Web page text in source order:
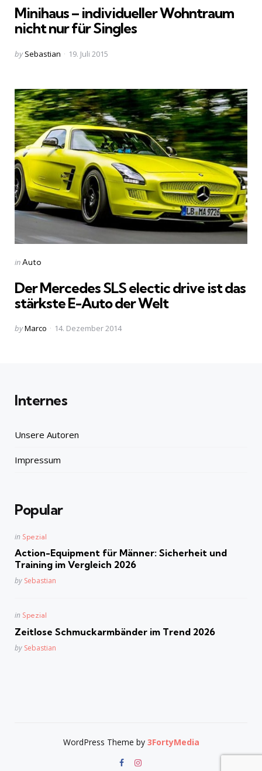
Minihaus – individueller Wohntraum
nicht nur für Singles
Posted
by Sebastian 19. Juli 2015
Categories
Posted
inAuto
Der Mercedes SLS electic drive ist das
stärkste E-Auto der Welt
Posted
byMarco 14. Dezember 2014
Internes
Unsere Autoren
Impressum
Popular
Posted
in Spezial
Action-Equipment für Männer: Sicherheit und
Training im Vergleich 2026
Posted
by Sebastian
Posted
in Spezial
Zeitlose Schmuckarmbänder im Trend 2026
Posted
by Sebastian
WordPress Theme by 3FortyMedia